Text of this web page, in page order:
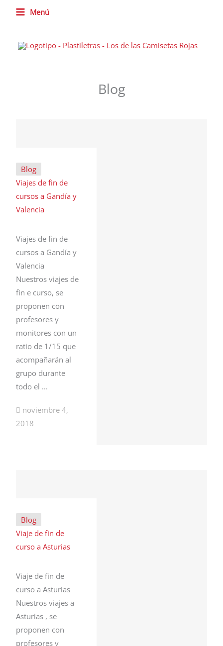
Menú
Blog
Blog
Viajes de fin de
cursos a Gandía y
Valencia
Viajes de fin de
cursos a Gandía y
Valencia
Nuestros viajes de
fin e curso, se
proponen con
profesores y
monitores con un
ratio de 1/15 que
acompañarán al
grupo durante
todo el ...
noviembre 4,
2018
Blog
Viaje de fin de
curso a Asturias
Viaje de fin de
curso a Asturias
Nuestros viajes a
Asturias , se
proponen con
profesores y